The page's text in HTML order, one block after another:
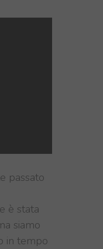
passato
è stata
siamo
in tempo